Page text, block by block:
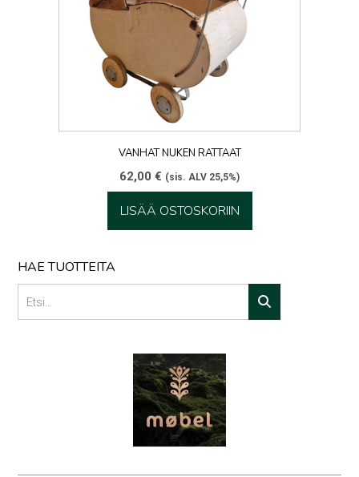
VANHAT NUKEN RATTAAT
62,00 € (sis. ALV 25,5%)
LISÄÄ OSTOSKORIIN
HAE TUOTTEITA